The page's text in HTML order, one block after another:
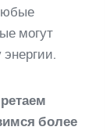
могут
более